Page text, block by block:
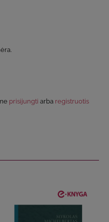
prisijungti arba registruotis